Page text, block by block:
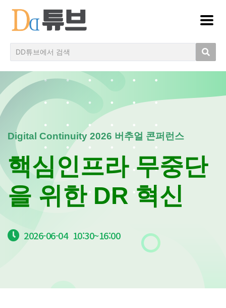
Digital Continuity 2026 버추얼 콘퍼런스
핵심인프라 무중단
을 위한 DR 혁신
2026-06-04 10:30~16:00